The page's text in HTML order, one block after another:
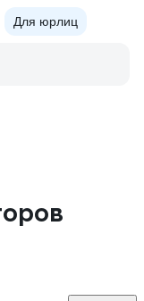
Для юрлиц